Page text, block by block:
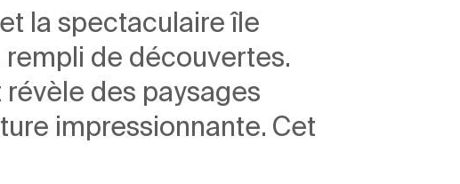
la spectaculaire île
de découvertes.
des paysages
impressionnante. Cet